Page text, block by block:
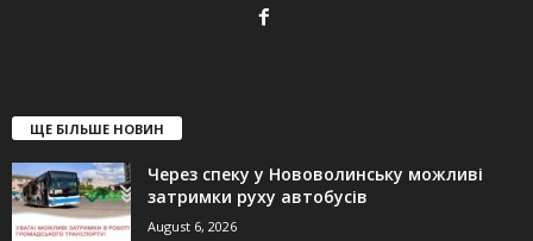
ЩЕ БІЛЬШЕ НОВИН
Через спеку у Нововолинську можливі
затримки руху автобусів
August 6, 2026